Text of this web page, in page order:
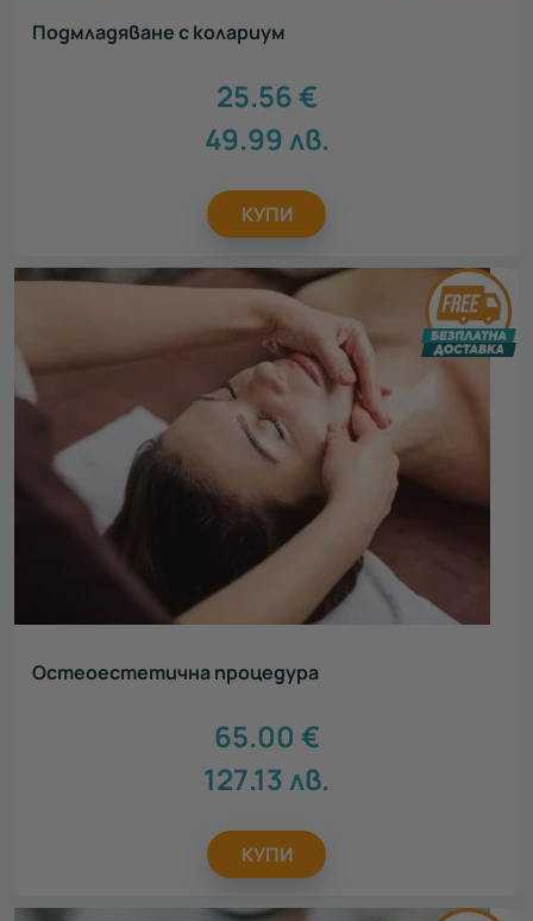
Подмладяване с колариум
25.56€
49.99 лв.
КУПИ
Остеоестетична процедура
65.00 €
127.13лв.
КУПИ